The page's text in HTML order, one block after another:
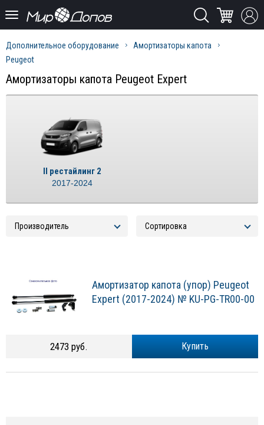
Дополнительное оборудование
Амортизаторы капота
Peugeot
Амортизаторы капота Peugeot Expert
II рестайлинг 2
2017-2024
Амортизатор капота (упор) Peugeot
Expert (2017-2024) № KU-PG-TR00-00
Купить
2473 руб.